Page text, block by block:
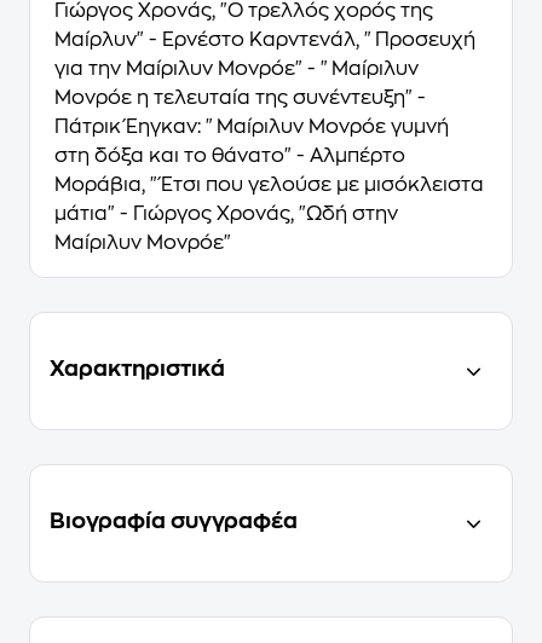
Γιώργος Χρονάς, "Ο τρελλός χορός της
Μαίρλυν" - Ερνέστο Καρντενάλ, "Προσευχή
για την Μαίριλυν Μονρόε" - "Μαίριλυν
Μονρόε η τελευταία της συνέντευξη" -
Πάτρικ Έηγκαν: "Μαίριλυν Μονρόε γυμνή
στη δόξα και το θάνατο" - Αλμπέρτο
Μοράβια, "Έτσι που γελούσε με μισόκλειστα
μάτια" - Γιώργος Χρονάς, "Ωδή στην
Μαίριλυν Μονρόε"
Χαρακτηριστικά
Βιογραφία συγγραφέα